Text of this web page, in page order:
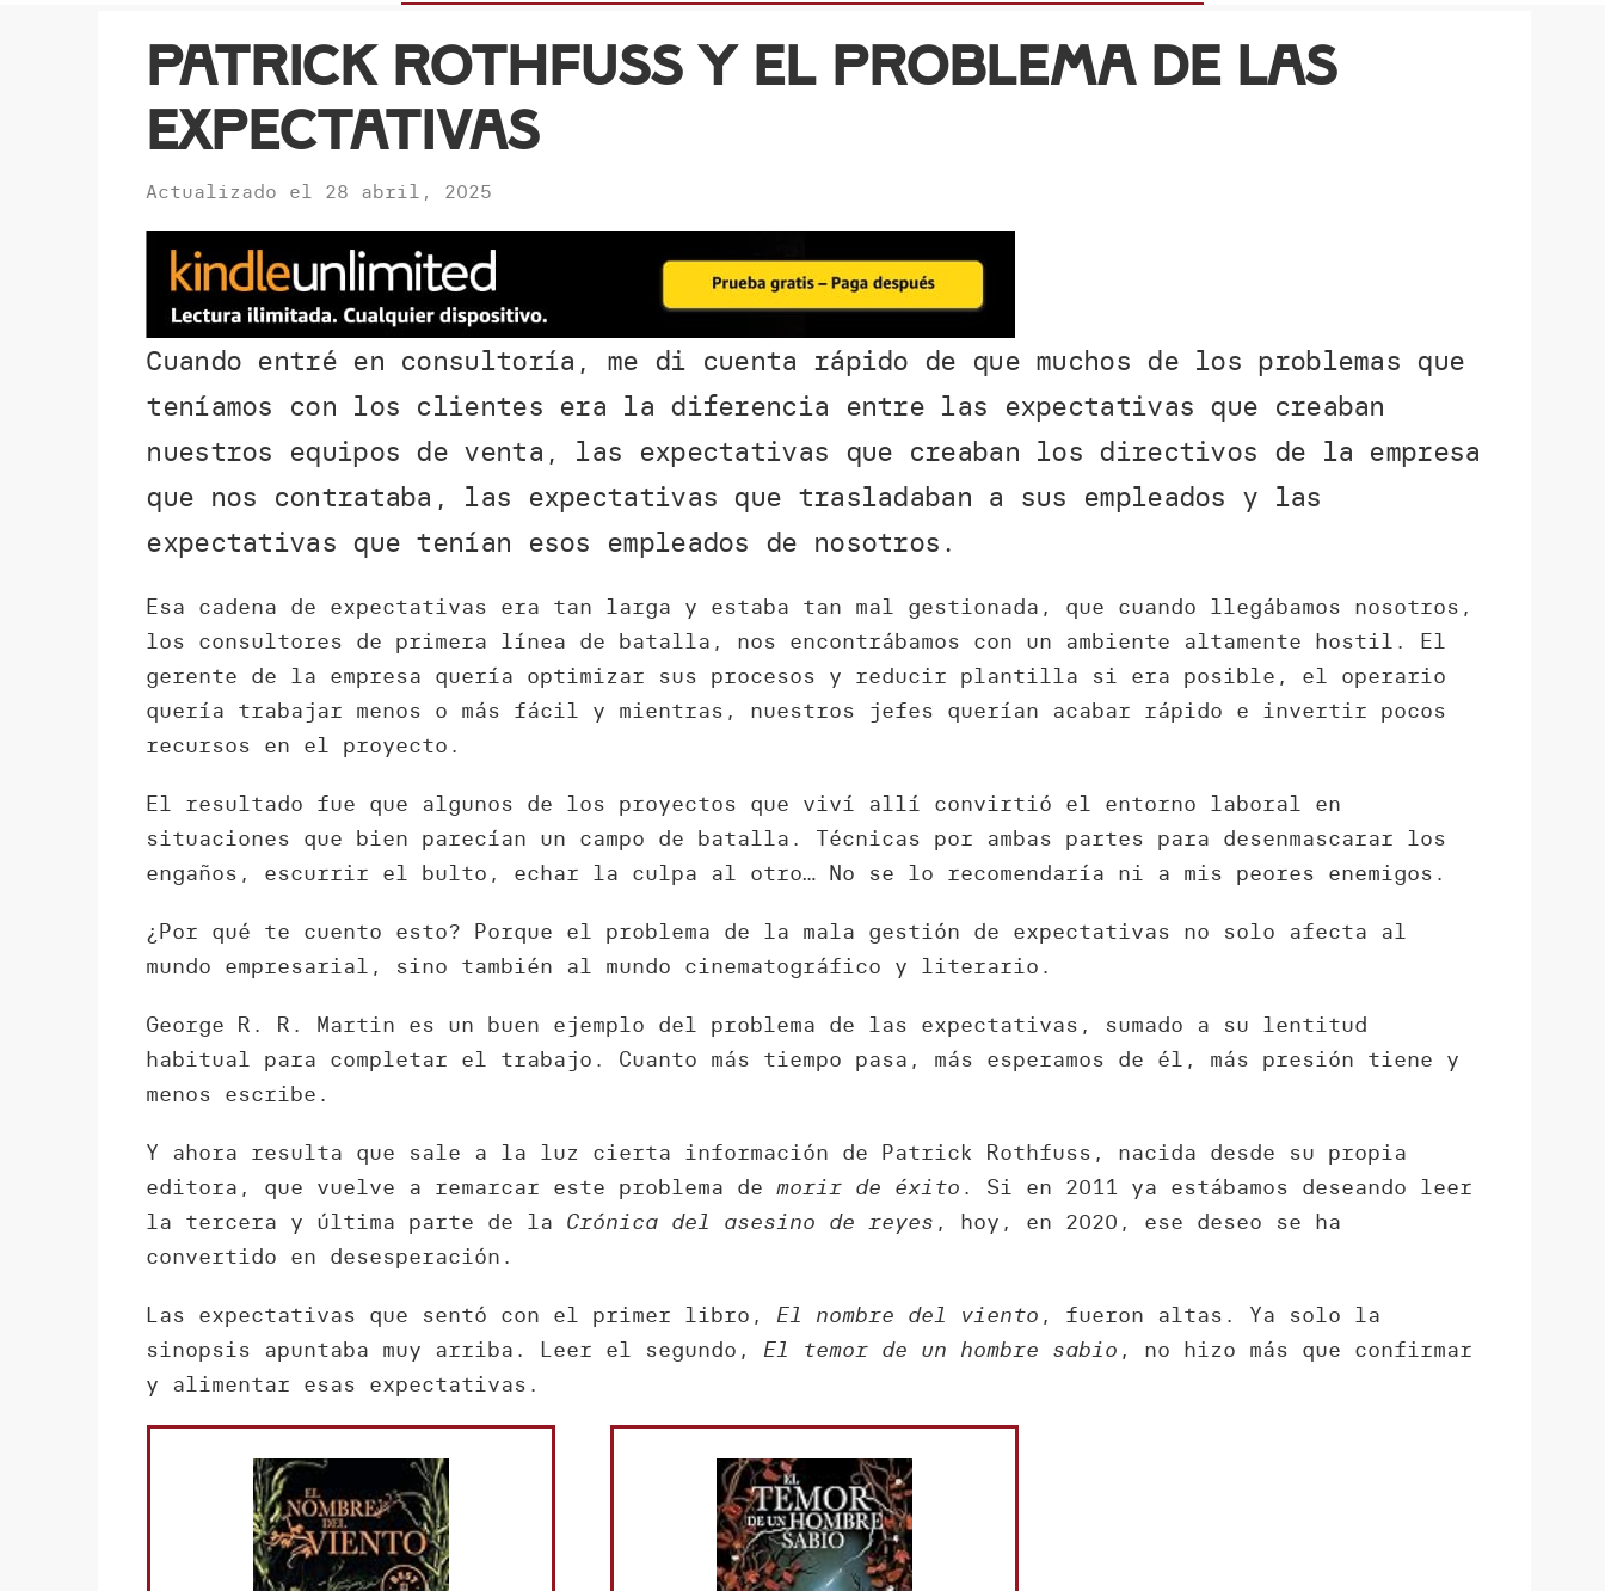
Patrick Rothfuss y el problema de las
expectativas
Actualizado el 28 abril, 2025
Cuando entré en consultoría, me di cuenta rápido de que muchos de los problemas que
teníamos con los clientes era la diferencia entre las expectativas que creaban
nuestros equipos de venta, las expectativas que creaban los directivos de la empresa
que nos contrataba, las expectativas que trasladaban a sus empleados y las
expectativas que tenían esos empleados de nosotros.
Esa cadena de expectativas era tan larga y estaba tan mal gestionada, que cuando llegábamos nosotros,
los consultores de primera línea de batalla, nos encontrábamos con un ambiente altamente hostil. El
gerente de la empresa quería optimizar sus procesos y reducir plantilla si era posible, el operario
quería trabajar menos o más fácil y mientras, nuestros jefes querían acabar rápido e invertir pocos
recursos en el proyecto.
El resultado fue que algunos de los proyectos que viví allí convirtió el entorno laboral en
situaciones que bien parecían un campo de batalla. Técnicas por ambas partes para desenmascarar los
engaños, escurrir el bulto, echar la culpa al otro… No se lo recomendaría ni a mis peores enemigos.
¿Por qué te cuento esto? Porque el problema de la mala gestión de expectativas no solo afecta al
mundo empresarial, sino también al mundo cinematográfico y literario.
George R. R. Martin es un buen ejemplo del problema de las expectativas, sumado a su lentitud
habitual para completar el trabajo. Cuanto más tiempo pasa, más esperamos de él, más presión tiene y
menos escribe.
Y ahora resulta que sale a la luz cierta información de Patrick Rothfuss, nacida desde su propia
editora, que vuelve a remarcar este problema demorir de éxito . Si en 2011 ya estábamos deseando leer
la tercera y última parte de la Crónica del asesino de reyes , hoy, en 2020, ese deseo se ha
convertido en desesperación.
Las expectativas que sentó con el primer libro, El nombre del viento , fueron altas. Ya solo la
sinopsis apuntaba muy arriba. Leer el segundo, El temor de un hombre sabio , no hizo más que confirmar
y alimentar esas expectativas.